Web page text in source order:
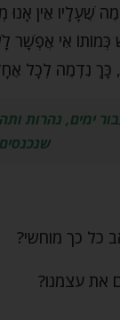
אֵין אָנוּ
אִי אֶפְשָׁר
נִדְמֶה לְכָל אֶחָד
ימים, נהרות
כל כך מוחשי?
את עצמנו?